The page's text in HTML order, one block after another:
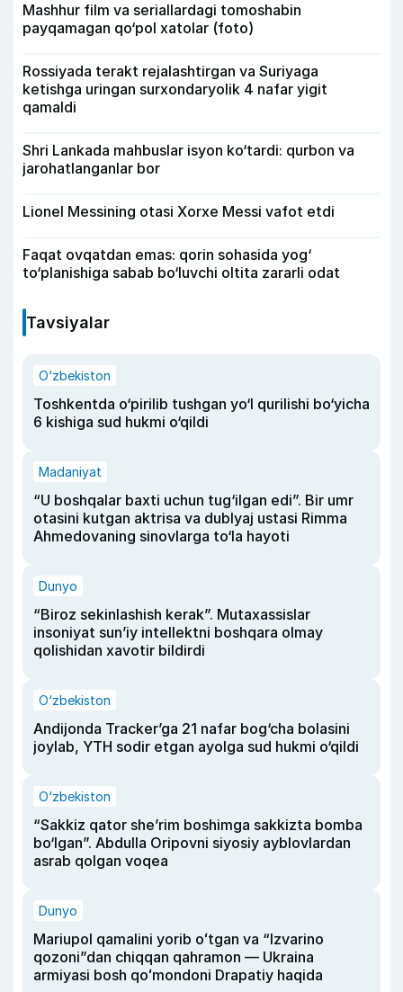
Mashhur film va seriallardagi tomoshabin
payqamagan qo‘pol xatolar (foto)
Rossiyada terakt rejalashtirgan va Suriyaga
ketishga uringan surxondaryolik 4 nafar yigit
qamaldi
Shri Lankada mahbuslar isyon ko‘tardi: qurbon va
jarohatlanganlar bor
Lionel Messining otasi Xorxe Messi vafot etdi
Faqat ovqatdan emas: qorin sohasida yog‘
to‘planishiga sabab bo‘luvchi oltita zararli odat
Tavsiyalar
O‘zbekiston
Toshkentda o‘pirilib tushgan yo‘l qurilishi bo‘yicha
6 kishiga sud hukmi o‘qildi
Madaniyat
“U boshqalar baxti uchun tug‘ilgan edi”. Bir umr
otasini kutgan aktrisa va dublyaj ustasi Rimma
Ahmedovaning sinovlarga to‘la hayoti
Dunyo
“Biroz sekinlashish kerak”. Mutaxassislar
insoniyat sun’iy intellektni boshqara olmay
qolishidan xavotir bildirdi
O‘zbekiston
Andijonda Tracker’ga 21 nafar bog‘cha bolasini
joylab, YTH sodir etgan ayolga sud hukmi o‘qildi
O‘zbekiston
“Sakkiz qator she’rim boshimga sakkizta bomba
bo‘lgan”. Abdulla Oripovni siyosiy ayblovlardan
asrab qolgan voqea
Dunyo
Mariupol qamalini yorib oʻtgan va “Izvarino
qozoni”dan chiqqan qahramon — Ukraina
armiyasi bosh qoʻmondoni Drapatiy haqida